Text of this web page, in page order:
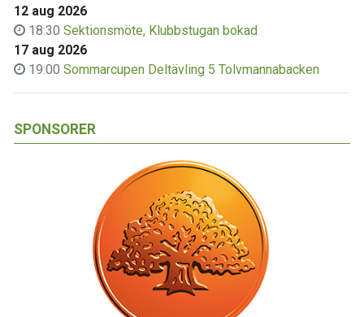
12 aug 2026
18:30 Sektionsmöte, Klubbstugan bokad
17 aug 2026
19:00 Sommarcupen Deltävling 5 Tolvmannabacken
SPONSORER